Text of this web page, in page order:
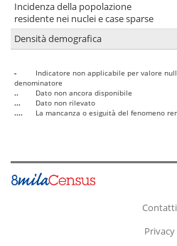
Incidenza della popolazione
residente nei nuclei e case sparse
Densità demografica
-
Indicatore non applicabile per valore
denominatore
..
Dato non ancora disponibile
...
Dato non rilevato
....
La mancanza o esiguità del fenomeno
Contatti
Privacy